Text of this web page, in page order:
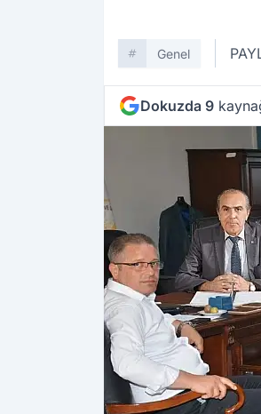
Genel
Dokuzda 9